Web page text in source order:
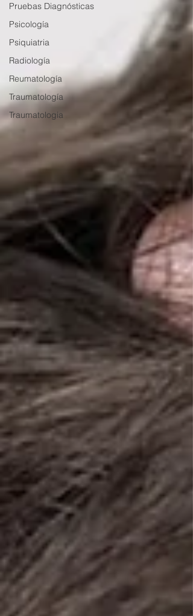
Pruebas Diagnósticas
Psicología
Psiquiatria
Radiología
Reumatología
Traumatología
Traumatologia